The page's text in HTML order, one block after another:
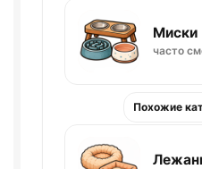
Миски
часто
Похожие